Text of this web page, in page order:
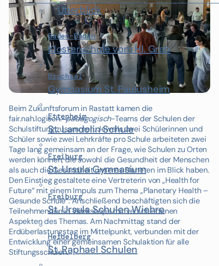
Überblick
Baden-Baden
Klosterschule vom Hl. Grab
Bruchsal
Gymnasium St. Paulusheim
Ettenheim
St. Landolin Schule
Freiburg
St. Ursula Gymnasium
Freiburg
St. Ursula Schulen Wiehre
Heidelberg
St. Raphael Schulen
Beim Zukunftsforum in Rastatt kamen die
fair.nah.logisch.-pädagogisch-Teams der Schulen der
Schulstiftung zusammen. Jeweils zwei Schülerinnen und
Schüler sowie zwei Lehrkräfte pro Schule arbeiteten zwei
Tage lang gemeinsam an der Frage, wie Schulen zu Orten
werden können, die sowohl die Gesundheit der Menschen
als auch die Gesundheit unseres Planeten im Blick haben.
Den Einstieg gestaltete eine Vertreterin von „Health for
Future“ mit einem Impuls zum Thema „Planetary Health –
Gesunde Schule“. Anschließend beschäftigten sich die
Teilnehmenden in Workshops mit verschiedenen
Aspekten des Themas. Am Nachmittag stand der
Erdüberlastungstag im Mittelpunkt, verbunden mit der
Entwicklung einer gemeinsamen Schulaktion für alle
Stiftungsschulen.